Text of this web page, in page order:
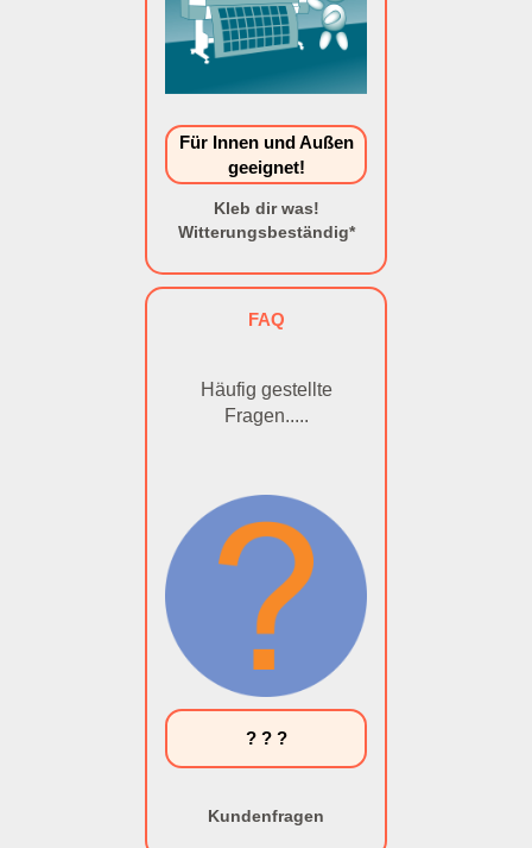
Für Innen und Außen
geeignet!
Kleb dir was!
Witterungsbeständig*
FAQ
Häufig gestellte
Fragen.....
? ? ?
Kundenfragen